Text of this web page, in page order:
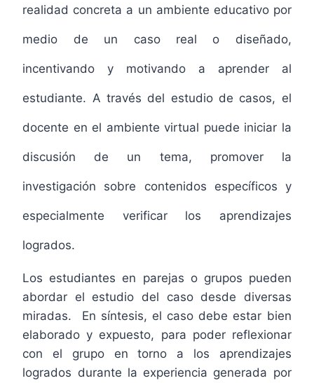
realidad concreta a un ambiente educativo por
medio de un caso real o diseñado,
incentivando y motivando a aprender al
estudiante. A través del estudio de casos, el
docente en el ambiente virtual puede iniciar la
discusión de un tema, promover la
investigación sobre contenidos específicos y
especialmente verificar los aprendizajes
logrados.
Los estudiantes en parejas o grupos pueden
abordar el estudio del caso desde diversas
miradas. En síntesis, el caso debe estar bien
elaborado y expuesto, para poder reflexionar
con el grupo en torno a los aprendizajes
logrados durante la experiencia generada por